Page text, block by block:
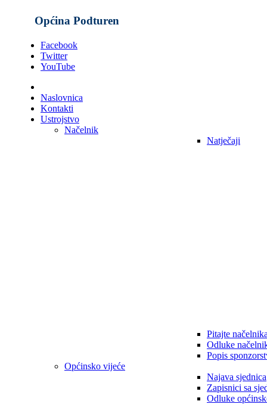
Općina Podturen
Facebook
Twitter
YouTube
Naslovnica
Kontakti
Ustrojstvo
Načelnik
Natječaji
Pitajte
Odluke
Popis
Općinsko vijeće
Najava sjednica
Zapisnici sa
Odluke